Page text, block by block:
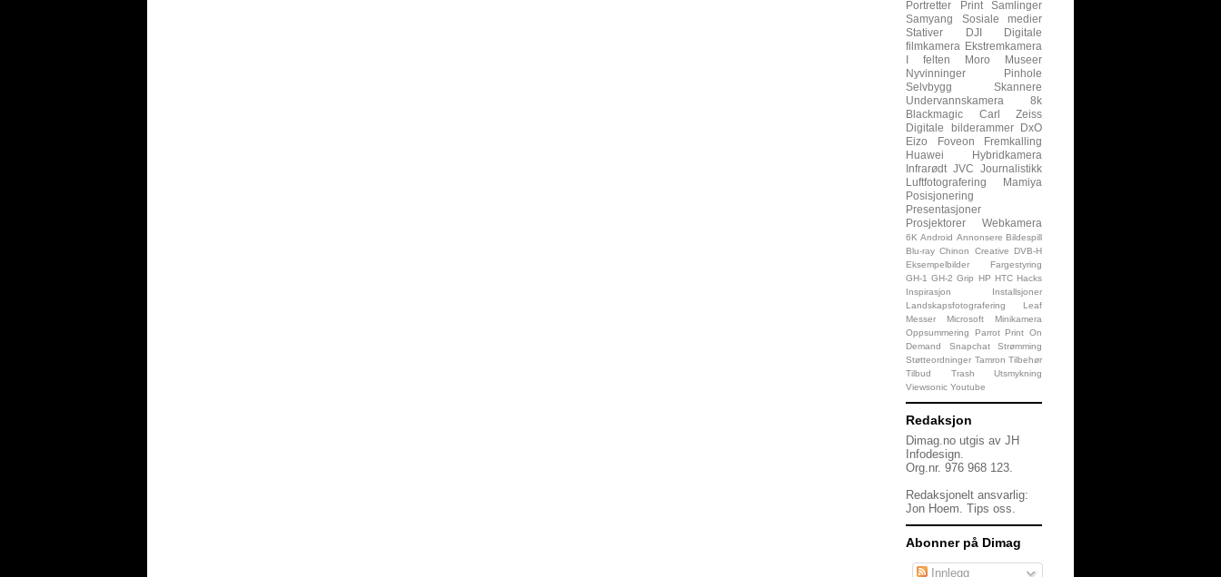
Portretter
Print
Samlinger
Samyang
Sosiale medier
Stativer
DJI
Digitale
filmkamera Ekstremkamera
I felten
Moro
Museer
Nyvinninger
Pinhole
Selvbygg
Skannere
Undervannskamera
8k
Blackmagic
Carl Zeiss
Digitale bilderammer
DxO
Eizo
Foveon
Fremkalling
Huawei
Hybridkamera
Infrarødt JVC
Journalistikk
Luftfotografering
Mamiya
Posisjonering
Presentasjoner
Prosjektorer
Webkamera
6K Android Annonsere Bildespill
Blu-ray Chinon Creative
DVB-H
Eksempelbilder
Fargestyring
GH-1 GH-2 Grip HP HTC Hacks
Inspirasjon
Installsjoner
Landskapsfotografering
Leaf
Messer
Microsoft
Minikamera
Oppsummering
Parrot Print On
Demand
Snapchat
Strømming
Støtteordninger Tamron Tilbehør
Tilbud
Trash
Utsmykning
Viewsonic Youtube
Redaksjon
Dimag.no utgis av JH
Infodesign.
Org.nr. 976 968 123.
Redaksjonelt ansvarlig:
Jon Hoem. Tips oss.
Abonner på Dimag
Innlegg